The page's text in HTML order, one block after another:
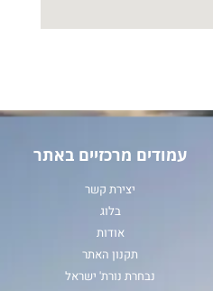
עמודים מרכזיים באתר
יצירת קשר
בלוג
אודות
תקנון האתר
נבחרת נורת' ישראל